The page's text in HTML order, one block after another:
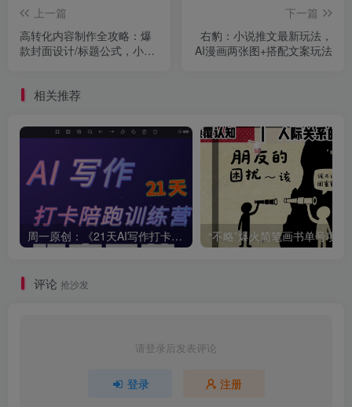
上一篇
高转化内容制作全攻略：爆
款封面设计/标题公式，小红
下一篇
右豹：小说推文最新玩法，
AI漫画两张图+搭配文案玩法
相关推荐
周一原创：《21天AI写作打卡陪跑训练营》全部内容讲解！（网站会员免费学习…）
评论 抢沙发
请登录后发表评论
登录 注册